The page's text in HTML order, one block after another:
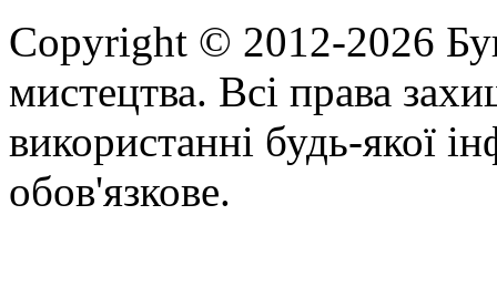
Copyright © 2012-2026
мистецтва. Всі права
використанні будь-якої
обов'язкове.